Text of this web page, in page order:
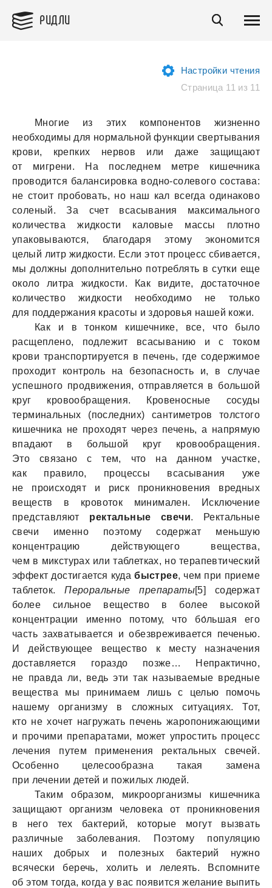
РИДЛИ
Настройки чтения
Страница 11 из 11
Многие из этих компонентов жизненно
необходимы для нормальной функции свертывания
крови, крепких нервов или даже защищают
от мигрени. На последнем метре кишечника
проводится балансировка водно-солевого состава:
не стоит пробовать, но наш кал всегда одинаково
соленый. За счет всасывания максимального
количества жидкости каловые массы плотно
упаковываются, благодаря этому экономится
целый литр жидкости. Если этот процесс сбивается,
мы должны дополнительно потреблять в сутки еще
около литра жидкости. Как видите, достаточное
количество жидкости необходимо не только
для поддержания красоты и здоровья нашей кожи.
Как и в тонком кишечнике, все, что было
расщеплено, подлежит всасыванию и с током
крови транспортируется в печень, где содержимое
проходит контроль на безопасность и, в случае
успешного продвижения, отправляется в большой
круг кровообращения. Кровеносные сосуды
терминальных (последних) сантиметров толстого
кишечника не проходят через печень, а напрямую
впадают в большой круг кровообращения.
Это связано с тем, что на данном участке,
как правило, процессы всасывания уже
не происходят и риск проникновения вредных
веществ в кровоток минимален. Исключение
представляют ректальные свечи. Ректальные
свечи именно поэтому содержат меньшую
концентрацию действующего вещества,
чем в микстурах или таблетках, но терапевтический
эффект достигается кудабыстрее, чем при приеме
таблеток.Пероральные препараты[5] содержат
более сильное вещество в более высокой
концентрации именно потому, что бо́льшая его
часть захватывается и обезвреживается печенью.
И действующее вещество к месту назначения
доставляется гораздо позже… Непрактично,
не правда ли, ведь эти так называемые вредные
вещества мы принимаем лишь с целью помочь
нашему организму в сложных ситуациях. Тот,
кто не хочет нагружать печень жаропонижающими
и прочими препаратами, может упростить процесс
лечения путем применения ректальных свечей.
Особенно целесообразна такая замена
при лечении детей и пожилых людей.
Таким образом, микроорганизмы кишечника
защищают организм человека от проникновения
в него тех бактерий, которые могут вызвать
различные заболевания. Поэтому популяцию
наших добрых и полезных бактерий нужно
всячески беречь, холить и лелеять. Вспомните
об этом тогда, когда у вас появится желание выпить